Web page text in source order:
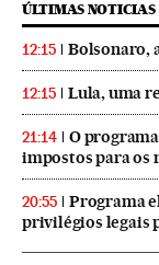
ÚLTIMAS NOTICIAS
12:15 Bolsonaro,
12:15 Lula, uma
21:14
O
impostos para os
20:55
Programa
privilégios legais